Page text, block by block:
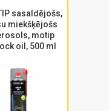
sasaldējošs,
miekšķējošs
motip
oil, 500 ml